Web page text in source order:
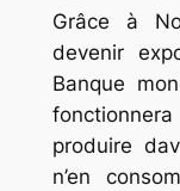
Grâce à
devenir
Banque
produire
n’en